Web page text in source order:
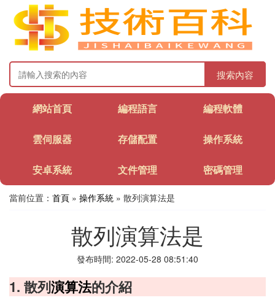
搜索內容
網站首頁 編程語言 編程軟體
雲伺服器 存儲配置 操作系統
安卓系統 文件管理 密碼管理
當前位置： 首頁 » 操作系統 » 散列演算法是
散列演算法是
發布時間: 2022-05-28 08:51:40
1. 散列演算法的介紹